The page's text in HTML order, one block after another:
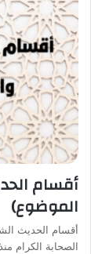
أقسام
الموضوع)
أقسام الحديث
الصحابة الكرام